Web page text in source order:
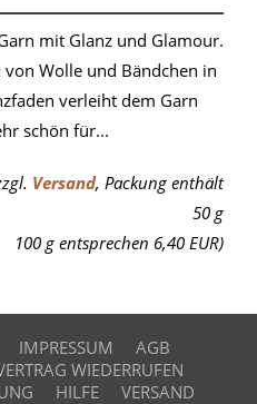
mit Glanz und Glamour.
Wolle und Bändchen in
verleiht dem Garn
schön für...
Versand, Packung enthält
50 g
100 g entsprechen 6,40 EUR)
IMPRESSUM
AGB
WIEDERRUFEN
HILFE VERSAND